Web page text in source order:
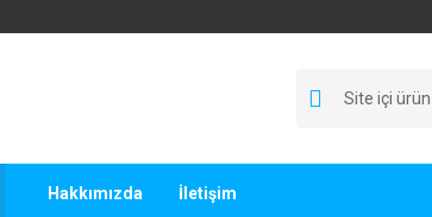
Hakkımızda İletişim